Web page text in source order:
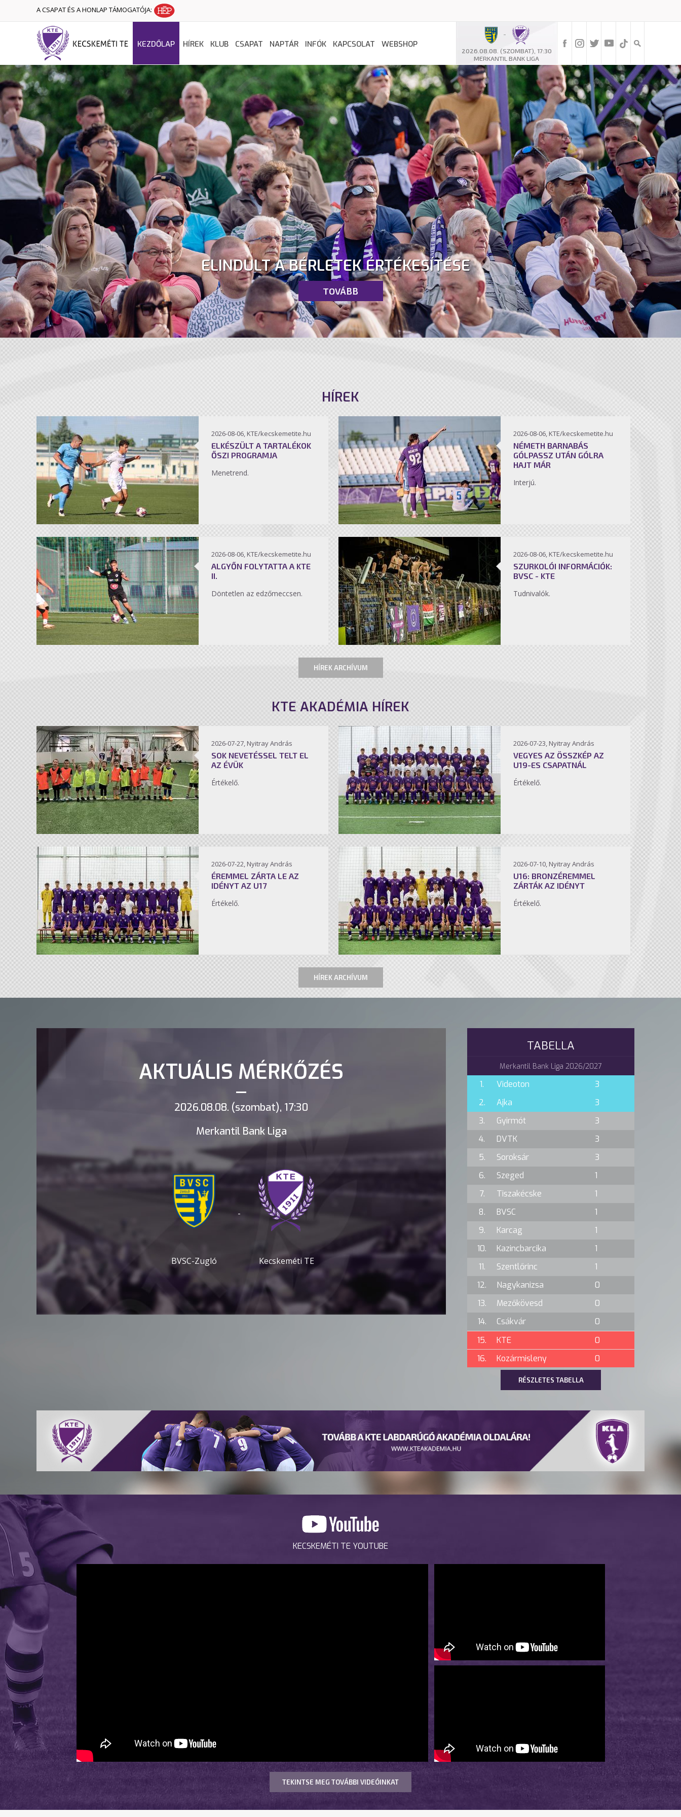
A CSAPAT ÉS A HONLAP TÁMOGATÓJA:
-
2026.08.08. (SZOMBAT), 17:30
MERKANTIL BANK LIGA
KEZDŐLAP HÍREK KLUB CSAPAT NAPTÁR INFÓK KAPCSOLAT WEBSHOP
ELINDULT A BÉRLETEK ÉRTÉKESÍTÉSE
TOVÁBB
HÍREK
2026-08-06, KTE/kecskemetite.hu
ELKÉSZÜLT A TARTALÉKOK
ŐSZI PROGRAMJA
Menetrend.
2026-08-06, KTE/kecskemetite.hu
NÉMETH BARNABÁS
GÓLPASSZ UTÁN GÓLRA
HAJT MÁR
Interjú.
2026-08-06, KTE/kecskemetite.hu
ALGYŐN FOLYTATTA A KTE
II.
Döntetlen az edzőmeccsen.
2026-08-06, KTE/kecskemetite.hu
SZURKOLÓI INFORMÁCIÓK:
BVSC - KTE
Tudnivalók.
HÍREK ARCHÍVUM
KTE AKADÉMIA HÍREK
2026-07-27, Nyitray András
SOK NEVETÉSSEL TELT EL
AZ ÉVÜK
Értékelő.
2026-07-23, Nyitray András
VEGYES AZ ÖSSZKÉP AZ
U19-ES CSAPATNÁL
Értékelő.
2026-07-22, Nyitray András
ÉREMMEL ZÁRTA LE AZ
IDÉNYT AZ U17
Értékelő.
2026-07-10, Nyitray András
U16: BRONZÉREMMEL
ZÁRTÁK AZ IDÉNYT
Értékelő.
HÍREK ARCHÍVUM
AKTUÁLIS MÉRKŐZÉS
2026.08.08. (szombat), 17:30
Merkantil Bank Liga
BVSC-Zugló
-
Kecskeméti TE
TABELLA
Merkantil Bank Liga 2026/2027
1. Videoton
3
2.
Ajka
3
3.
Gyirmót
3
4.
DVTK
3
5.
Soroksár
3
6.
Szeged
1
7.
Tiszakécske
1
8.
BVSC
1
9.
Karcag
1
10.
Kazincbarcika
1
11.
Szentlőrinc
1
12.
Nagykanizsa
0
13.
Mezőkövesd
0
14.
Csákvár
0
15.
KTE
0
16.
Kozármisleny 0
RÉSZLETES TABELLA
KECSKEMÉTI TE YOUTUBE
TEKINTSE MEG TOVÁBBI VIDEÓINKAT